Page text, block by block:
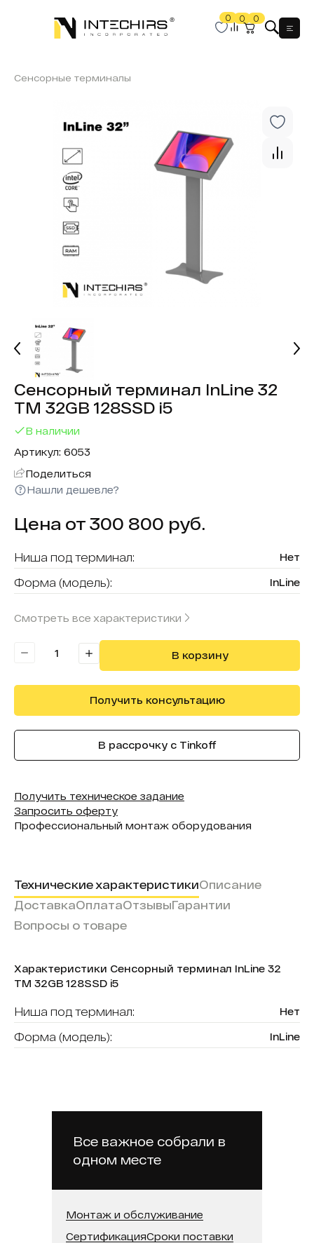
0 0 0
Сенсорные терминалы
Сенсорный терминал InLine 32
ТМ 32GB 128SSD i5
В наличии
Артикул: 6053
Поделиться
Нашли дешевле?
Цена от 300 800 руб.
Ниша под терминал: Нет
Форма (модель): InLine
Смотреть все характеристики
В корзину
Получить консультацию
В рассрочку с Tinkoff
Получить техническое задание
Запросить оферту
Профессиональный монтаж оборудования
Технические характеристикиОписание
ДоставкаОплатаОтзывыГарантии
Вопросы о товаре
Характеристики Сенсорный терминал InLine 32
ТМ 32GB 128SSD i5
Ниша под терминал: Нет
Форма (модель): InLine
Модель процессора: Intel Core i5
Встроенная память (SSD):
Оперативная память:
Диагональ:
Все важное собрали в
одном месте
Монтаж и обслуживание
СертификацияСроки поставки